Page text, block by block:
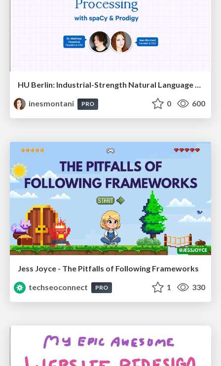
HU Berlin: Industrial-Strength Natural Language Processing with spaCy and Prodigy
inesmontani
PRO 0 600
Jess Joyce - The Pitfalls of Following Frameworks
techseoconnect
PRO 1 330